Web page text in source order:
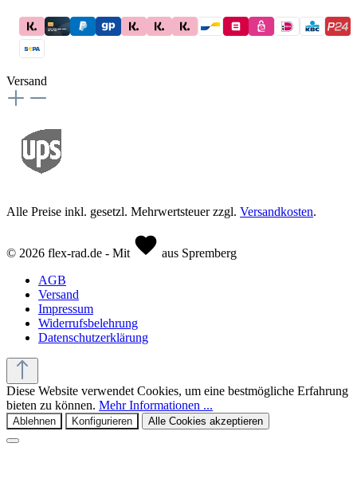
Versand
Alle Preise inkl. gesetzl. Mehrwertsteuer zzgl. Versandkosten.
© 2026 flex-rad.de - Mit
aus Spremberg
AGB
Versand
Impressum
Widerrufsbelehrung
Datenschutzerklärung
Diese Website verwendet Cookies, um eine bestmögliche Erfahrung
bieten zu können. Mehr Informationen ...
Ablehnen Konfigurieren Alle Cookies akzeptieren